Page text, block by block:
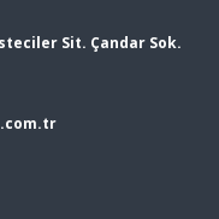
Sit. Çandar Sok.